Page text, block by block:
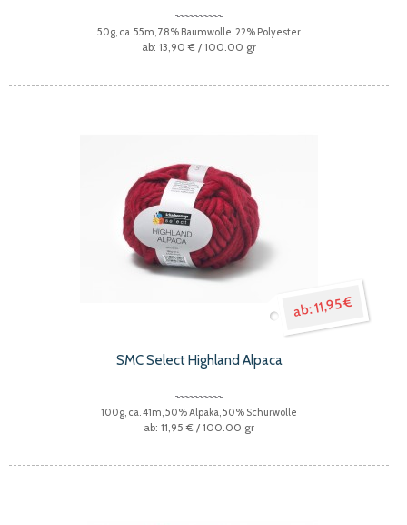
50g, ca. 55m, 78% Baumwolle, 22% Polyester
13,90 € / 100.00 gr
11,95 €
SMC Select Highland Alpaca
100g, ca. 41m, 50% Alpaka, 50% Schurwolle
11,95 € / 100.00 gr